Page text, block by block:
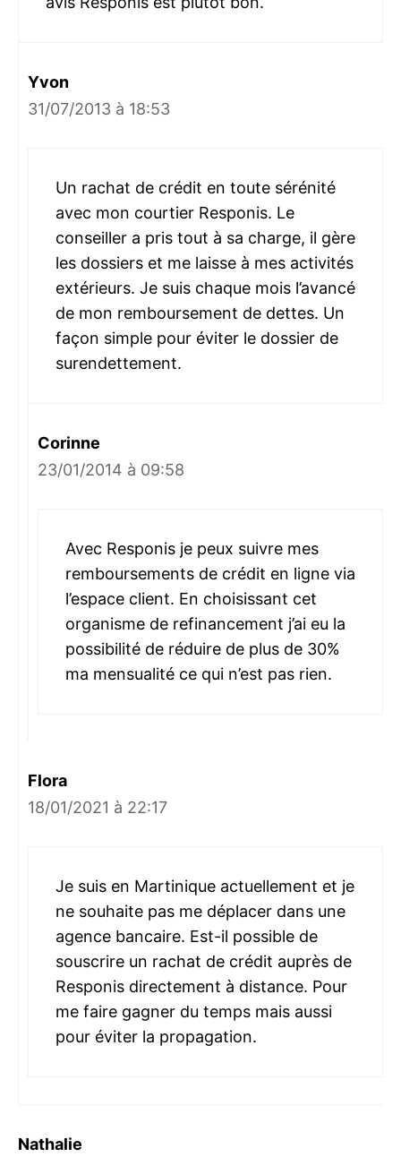
Yvon
31/07/2013 à 18:53
Un rachat de crédit en toute sérénité
avec mon courtier Responis. Le
conseiller a pris tout à sa charge, il gère
les dossiers et me laisse à mes activités
extérieurs. Je suis chaque mois l’avancé
de mon remboursement de dettes. Un
façon simple pour éviter le dossier de
surendettement.
Corinne
23/01/2014 à 09:58
Avec Responis je peux suivre mes
remboursements de crédit en ligne via
l’espace client. En choisissant cet
organisme de refinancement j’ai eu la
possibilité de réduire de plus de 30%
ma mensualité ce qui n’est pas rien.
Flora
18/01/2021 à 22:17
Je suis en Martinique actuellement et je
ne souhaite pas me déplacer dans une
agence bancaire. Est-il possible de
souscrire un rachat de crédit auprès de
Responis directement à distance. Pour
me faire gagner du temps mais aussi
pour éviter la propagation.
Nathalie